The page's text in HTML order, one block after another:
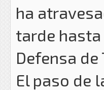
ha
tarde
Defensa
El paso de